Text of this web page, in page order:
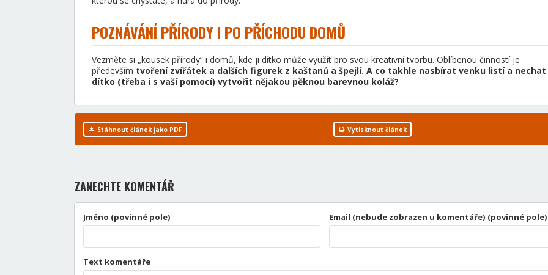
POZNÁVÁNÍ PŘÍRODY I PO PŘÍCHODU DOMŮ
Vezměte si „kousek přírody“ i domů, kde ji dítko může využít pro svou kreativní tvorbu. Oblíbenou činností je
především tvoření zvířátek a dalších figurek z kaštanů a špejlí. A co takhle nasbírat venku listí a nechat
dítko (třeba i s vaší pomocí) vytvořit nějakou pěknou barevnou koláž?
Stáhnout článek jako PDF Vytisknout článek
ZANECHTE KOMENTÁŘ
Jméno (povinné pole) Email (nebude zobrazen u komentáře) (povinné pole)
Text komentáře